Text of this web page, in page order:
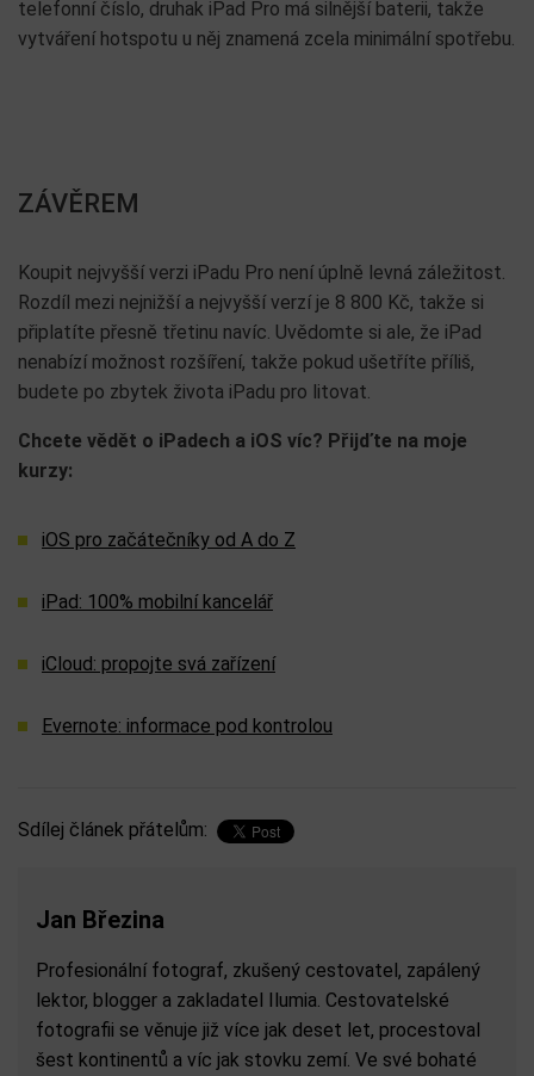
telefonní číslo, druhak iPad Pro má silnější baterii, takže
vytváření hotspotu u něj znamená zcela minimální spotřebu.
ZÁVĚREM
Koupit nejvyšší verzi iPadu Pro není úplně levná záležitost.
Rozdíl mezi nejnižší a nejvyšší verzí je 8 800 Kč, takže si
připlatíte přesně třetinu navíc. Uvědomte si ale, že iPad
nenabízí možnost rozšíření, takže pokud ušetříte příliš,
budete po zbytek života iPadu pro litovat.
Chcete vědět o iPadech a iOS víc? Přijďte na moje
kurzy:
iOS pro začátečníky od A do Z
iPad: 100% mobilní kancelář
iCloud: propojte svá zařízení
Evernote: informace pod kontrolou
Sdílej článek přátelům:
Jan Březina
Profesionální fotograf, zkušený cestovatel, zapálený
lektor, blogger a zakladatel Ilumia. Cestovatelské
fotografii se věnuje již více jak deset let, procestoval
šest kontinentů a víc jak stovku zemí. Ve své bohaté